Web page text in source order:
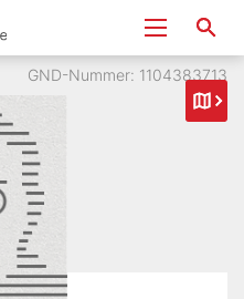
GND-Nummer: 1104383713